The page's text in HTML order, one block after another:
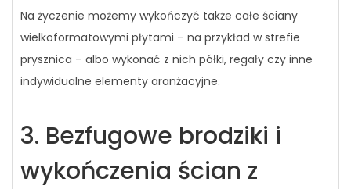
Na życzenie możemy wykończyć także całe ściany
wielkoformatowymi płytami – na przykład w strefie
prysznica – albo wykonać z nich półki, regały czy inne
indywidualne elementy aranżacyjne.
3. Bezfugowe brodziki i
wykończenia ścian z